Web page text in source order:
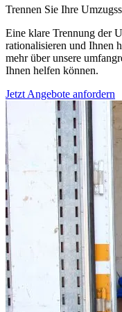
Trennen Sie Ihre
Eine klare Trennung der
rationalisieren und Ihnen
mehr über unsere
Ihnen helfen können.
Jetzt Angebote anfordern